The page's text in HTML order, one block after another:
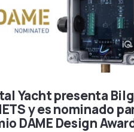
Yacht presenta
y es nominado
DAME Design